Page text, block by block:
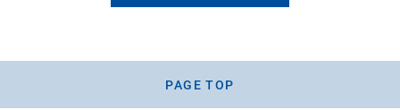
PAGE TOP